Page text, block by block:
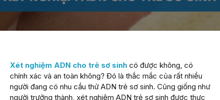
Xét nghiệm ADN cho trẻ sơ sinh có được không, có
chính xác và an toàn không? Đó là thắc mắc của rất nhiều
người đang có nhu cầu thử ADN trẻ sơ sinh. Cũng giống như
người trưởng thành, xét nghiệm ADN trẻ sơ sinh được thực